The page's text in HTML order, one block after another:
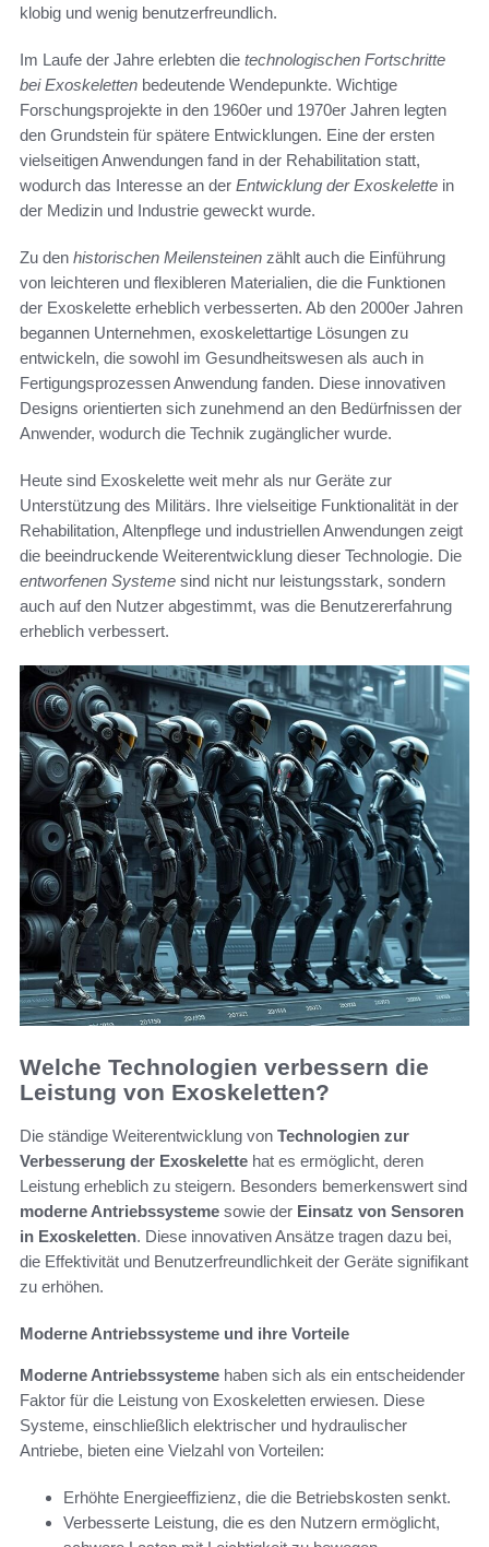
klobig und wenig benutzerfreundlich.
Im Laufe der Jahre erlebten die technologischen Fortschritte
bei Exoskeletten bedeutende Wendepunkte. Wichtige
Forschungsprojekte in den 1960er und 1970er Jahren legten
den Grundstein für spätere Entwicklungen. Eine der ersten
vielseitigen Anwendungen fand in der Rehabilitation statt,
wodurch das Interesse an der Entwicklung der Exoskelette in
der Medizin und Industrie geweckt wurde.
Zu den historischen Meilensteinen zählt auch die Einführung
von leichteren und flexibleren Materialien, die die Funktionen
der Exoskelette erheblich verbesserten. Ab den 2000er Jahren
begannen Unternehmen, exoskelettartige Lösungen zu
entwickeln, die sowohl im Gesundheitswesen als auch in
Fertigungsprozessen Anwendung fanden. Diese innovativen
Designs orientierten sich zunehmend an den Bedürfnissen der
Anwender, wodurch die Technik zugänglicher wurde.
Heute sind Exoskelette weit mehr als nur Geräte zur
Unterstützung des Militärs. Ihre vielseitige Funktionalität in der
Rehabilitation, Altenpflege und industriellen Anwendungen zeigt
die beeindruckende Weiterentwicklung dieser Technologie. Die
entworfenen Systeme sind nicht nur leistungsstark, sondern
auch auf den Nutzer abgestimmt, was die Benutzererfahrung
erheblich verbessert.
Welche Technologien verbessern die
Leistung von Exoskeletten?
Die ständige Weiterentwicklung von Technologien zur
Verbesserung der Exoskelette hat es ermöglicht, deren
Leistung erheblich zu steigern. Besonders bemerkenswert sind
moderne Antriebssysteme sowie der Einsatz von Sensoren
in Exoskeletten. Diese innovativen Ansätze tragen dazu bei,
die Effektivität und Benutzerfreundlichkeit der Geräte signifikant
zu erhöhen.
Moderne Antriebssysteme und ihre Vorteile
Moderne Antriebssysteme haben sich als ein entscheidender
Faktor für die Leistung von Exoskeletten erwiesen. Diese
Systeme, einschließlich elektrischer und hydraulischer
Antriebe, bieten eine Vielzahl von Vorteilen:
Erhöhte Energieeffizienz, die die Betriebskosten senkt.
Verbesserte Leistung, die es den Nutzern ermöglicht,